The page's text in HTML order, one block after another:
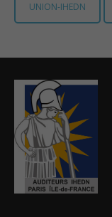
UNION-IHEDN